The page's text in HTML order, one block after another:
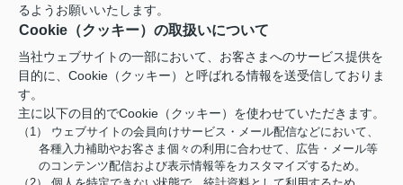
るようお願いいたします。
Cookie（クッキー）の取扱いについて
当社ウェブサイトの一部において、お客さまへのサービス提供を
目的に、Cookie（クッキー）と呼ばれる情報を送受信しておりま
す。
主に以下の目的でCookie（クッキー）を使わせていただきます。
（1） ウェブサイトの会員向けサービス・メール配信などにおいて、
各種入力補助やお客さま個々の利用に合わせて、広告・メール等
のコンテンツ配信および表示情報等をカスタマイズするため。